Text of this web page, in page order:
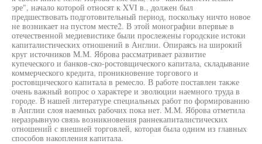
эре", начало которой относят к XVI в., должен был
предшествовать подготовительный период, поскольку ничто новое
не возникает на пустом месте2. В этой монографии впервые в
отечественной медиевистике были прослежены городские истоки
капиталистических отношений в Англии. Опираясь на широкий
круг источников М.М. Яброва рассматривает развитие
купеческого и банков-ско-ростовщического капитала, складывание
коммерческого кредита, проникновение торгового и
ростовщического капитала в ремесло. В работе поставлен также
очень важный вопрос о характере и эволюции наемного труда в
городе. В нашей литературе специальных работ по формированию
в Англии слоя наемных рабочих пока нет. М.М. Яброва отметила
неразрывную связь возникновения раннекапиталистических
отношений с внешней торговлей, которая была одним из главных
способов накопления капитала.